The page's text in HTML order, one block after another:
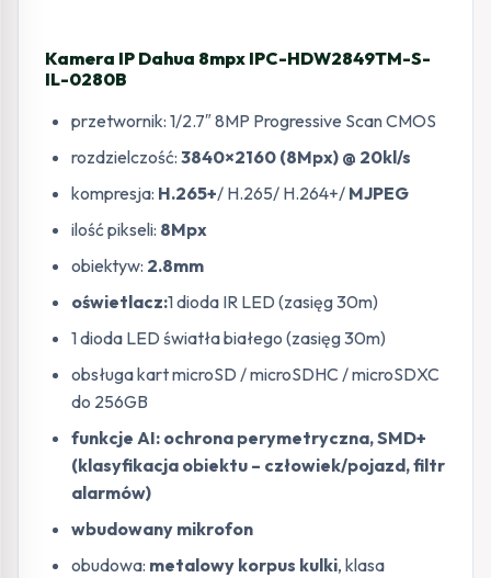
Kamera IP Dahua 8mpx IPC-HDW2849TM-S-
IL-0280B
przetwornik: 1/2.7″ 8MP Progressive Scan CMOS
rozdzielczość: 3840×2160 (8Mpx) @ 20kl/s
kompresja: H.265+/ H.265/ H.264+/ MJPEG
ilość pikseli: 8Mpx
obiektyw: 2.8mm
oświetlacz:1 dioda IR LED (zasięg 30m)
1 dioda LED światła białego (zasięg 30m)
obsługa kart microSD / microSDHC / microSDXC
do 256GB
funkcje AI: ochrona perymetryczna, SMD+
(klasyfikacja obiektu – człowiek/pojazd, filtr
alarmów)
wbudowany mikrofon
obudowa: metalowy korpus kulki, klasa